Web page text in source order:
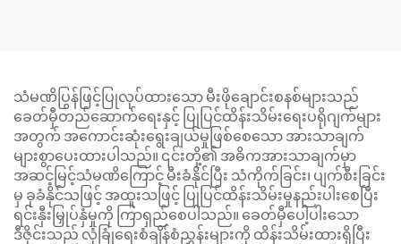
သံမဏိပြွန်ဖြင့်ပြုလုပ်ထားသော မီးဖိုချောင်းစနစ်များသည်
ခေတ်မှီတည်ဆောက်ရေးနှင့် ပြုပြင်ထိန်းသိမ်းရေးပရိုဂျက်များ
အတွက် အကောင်းဆုံးရွေးချယ်မှုဖြစ်စေသော အားသာချက်
များစွာပေးထားပါသည်။ ၎င်းတို့၏ အဓိကအားသာချက်မှာ
အဆင့်မြင့်သံမဏိကြောင့် မီးခံနိုင်ပြီး သံကိုက်ခြင်း၊ ပျက်စီးခြင်း
မှ ခုခံနိုင်သဖြင့် အထူးသဖြင့် ပြုပြင်ထိန်းသိမ်းမှုနည်းပါးစေပြီး
ရင်းနှီးမြှုပ်နှံမှုကို ကြာရှည်စေပါသည်။ ခေတ်မှီပေါ့ပါးသော
ဒီဇိုင်းသည် လုံခြုံရေးစံချိန်စံညွှန်းများကို ထိန်းသိမ်းထားရှိပြီး